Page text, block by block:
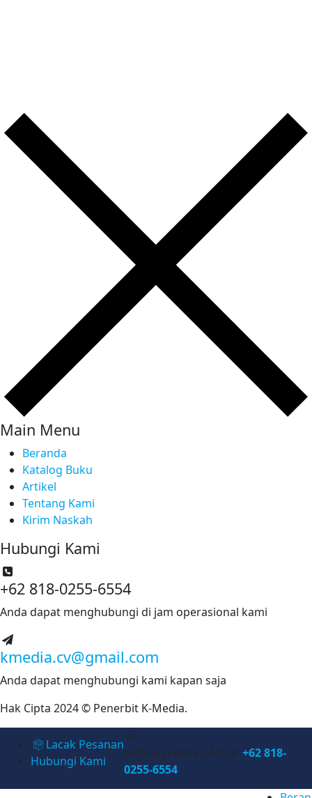
Main Menu
Beranda
Katalog Buku
Artikel
Tentang Kami
Kirim Naskah
Hubungi Kami
+62 818-0255-6554
Anda dapat menghubungi di jam operasional kami
kmedia.cv@gmail.com
Anda dapat menghubungi kami kapan saja
Hak Cipta 2024 © Penerbit K-Media.
Lacak Pesanan
Hubungi Kami
Hubungi Kami 24/7 di +62 818-
0255-6554